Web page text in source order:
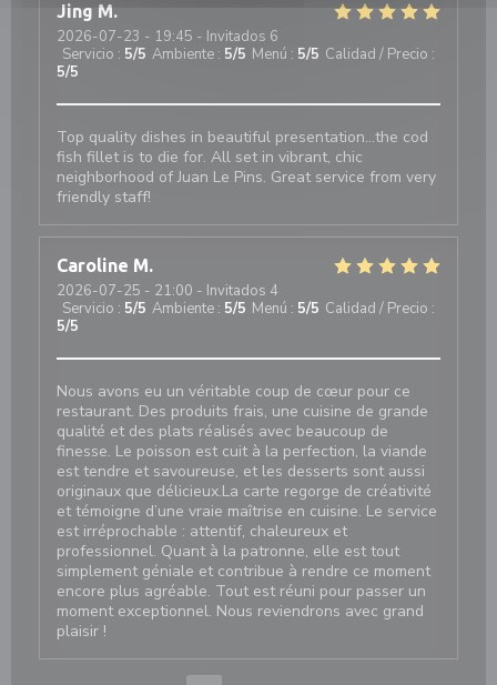
Jing M
2026-07-23 - 19:45 - Invitados 6
Servicio : 5/5 Ambiente : 5/5 Menú : 5/5 Calidad / Precio :
5/5
Top quality dishes in beautiful presentation...the cod
fish fillet is to die for. All set in vibrant, chic
neighborhood of Juan Le Pins. Great service from very
friendly staff!
Caroline M
2026-07-25 - 21:00 - Invitados 4
Servicio : 5/5 Ambiente : 5/5 Menú : 5/5 Calidad / Precio :
5/5
Nous avons eu un véritable coup de cœur pour ce
restaurant. Des produits frais, une cuisine de grande
qualité et des plats réalisés avec beaucoup de
finesse. Le poisson est cuit à la perfection, la viande
est tendre et savoureuse, et les desserts sont aussi
originaux que délicieux.La carte regorge de créativité
et témoigne d’une vraie maîtrise en cuisine. Le service
est irréprochable : attentif, chaleureux et
professionnel. Quant à la patronne, elle est tout
simplement géniale et contribue à rendre ce moment
encore plus agréable. Tout est réuni pour passer un
moment exceptionnel. Nous reviendrons avec grand
plaisir !